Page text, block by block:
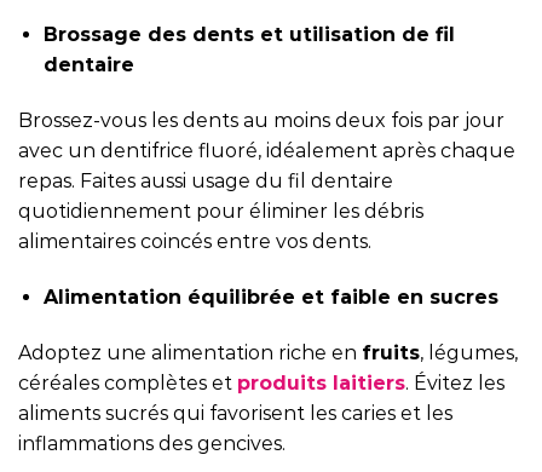
Brossage des dents et utilisation de fil
dentaire
Brossez-vous les dents au moins deux fois par jour
avec un dentifrice fluoré, idéalement après chaque
repas. Faites aussi usage du fil dentaire
quotidiennement pour éliminer les débris
alimentaires coincés entre vos dents.
Alimentation équilibrée et faible en sucres
Adoptez une alimentation riche en fruits, légumes,
céréales complètes et produits laitiers. Évitez les
aliments sucrés qui favorisent les caries et les
inflammations des gencives.